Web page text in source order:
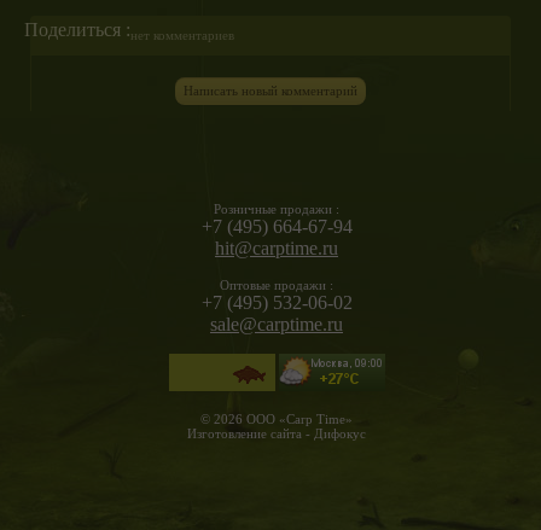
Поделиться :нет комментариев
Написать новый комментарий
Розничные продажи :
+7 (495) 664-67-94
hit@carptime.ru
Оптовые продажи :
+7 (495) 532-06-02
sale@carptime.ru
© 2026 ООО «Carp Time»
Изготовление сайта - Дифокус